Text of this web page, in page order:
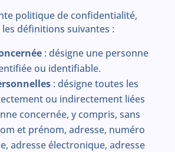
politique de confidentialité,
définitions suivantes :
: désigne une personne
ou identifiable.
: désigne toutes les
ou indirectement liées
concernée, y compris, sans
et prénom, adresse, numéro
adresse électronique, adresse